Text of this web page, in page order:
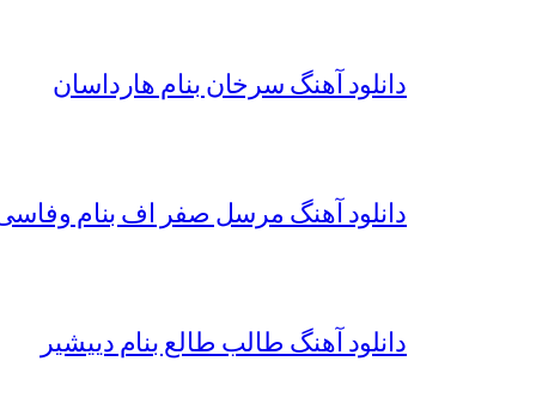
دانلود آهنگ سرخان بنام هارداسان
دانلود آهنگ مرسل صفر اف بنام
دانلود آهنگ طالب طالع بنام دییشیر